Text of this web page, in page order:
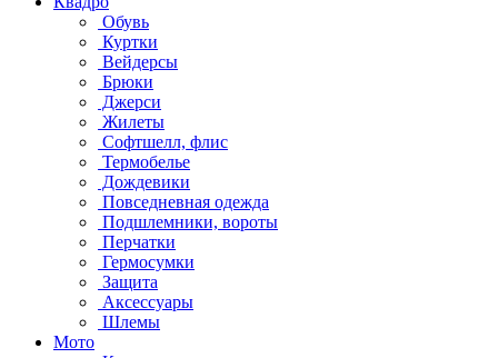
Обувь
Куртки
Вейдерсы
Брюки
Джерси
Жилеты
Софтшелл, флис
Термобелье
Дождевики
Повседневная одежда
Подшлемники, вороты
Перчатки
Гермосумки
Защита
Аксессуары
Шлемы
Мото